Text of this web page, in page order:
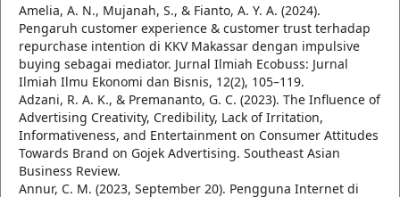
Amelia, A. N., Mujanah, S., & Fianto, A. Y. A. (2024).
Pengaruh customer experience & customer trust terhadap
repurchase intention di KKV Makassar dengan impulsive
buying sebagai mediator. Jurnal Ilmiah Ecobuss: Jurnal
Ilmiah Ilmu Ekonomi dan Bisnis, 12(2), 105–119.
Adzani, R. A. K., & Premananto, G. C. (2023). The Influence of
Advertising Creativity, Credibility, Lack of Irritation,
Informativeness, and Entertainment on Consumer Attitudes
Towards Brand on Gojek Advertising. Southeast Asian
Business Review.
Annur, C. M. (2023, September 20). Pengguna Internet di